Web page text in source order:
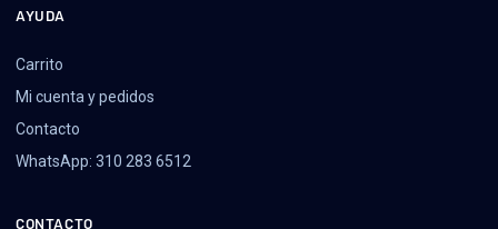
AYUDA
Carrito
Mi cuenta y pedidos
Contacto
WhatsApp: 310 283 6512
CONTACTO